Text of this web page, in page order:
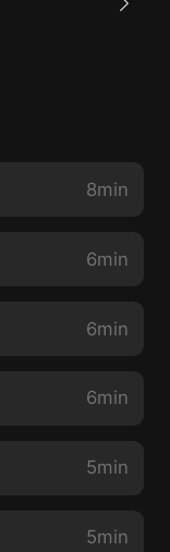
8min
6min
6min
6min
5min
5min